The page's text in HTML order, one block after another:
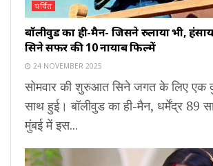
चर्चित
बॉलीवुड का ही-मैन- जिसने रुलाया भी,
सिने सफर की 10 नायाब फिल्में
24 NOVEMBER 2025
सोमवार की शुरुआत सिने जगत के लिए
साथ हुई। बॉलीवुड का ही-मैन, धर्मेंद्र 89
मुंबई में इस...